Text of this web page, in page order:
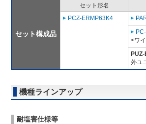
セット構成品
セット形名
PCZ-ERMP63K4
<ワ
外ユ
機種ラインアップ
耐塩害仕様等